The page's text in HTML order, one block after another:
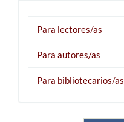
Para lectores/as
Para autores/as
Para bibliotecarios/as